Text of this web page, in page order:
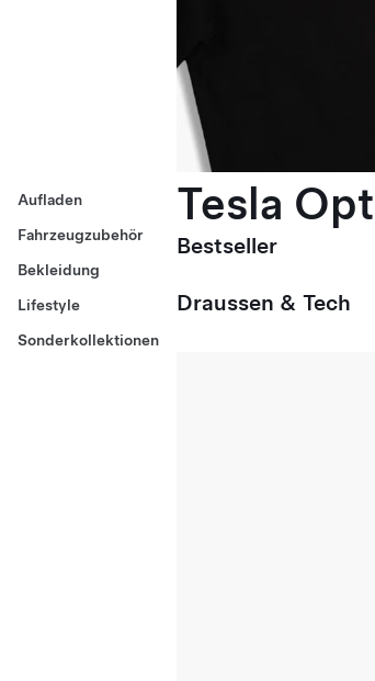
Aufladen
Fahrzeugzubehör
Bekleidung
Lifestyle
Sonderkollektionen
Tesla
Bestseller
Draussen & Tech